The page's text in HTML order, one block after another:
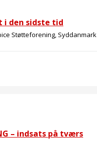
i den sidste tid
Støtteforening, Syddanmark
– indsats på tværs